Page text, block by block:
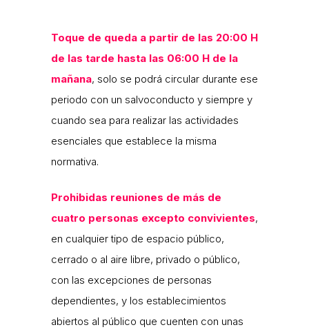
Toque de queda a partir de las 20:00 H
de las tarde hasta las 06:00 H de la
mañana, solo se podrá circular durante ese
periodo con un salvoconducto y siempre y
cuando sea para realizar las actividades
esenciales que establece la misma
normativa.
Prohibidas reuniones de más de
cuatro personas excepto convivientes,
en cualquier tipo de espacio público,
cerrado o al aire libre, privado o público,
con las excepciones de personas
dependientes, y los establecimientos
abiertos al público que cuenten con unas